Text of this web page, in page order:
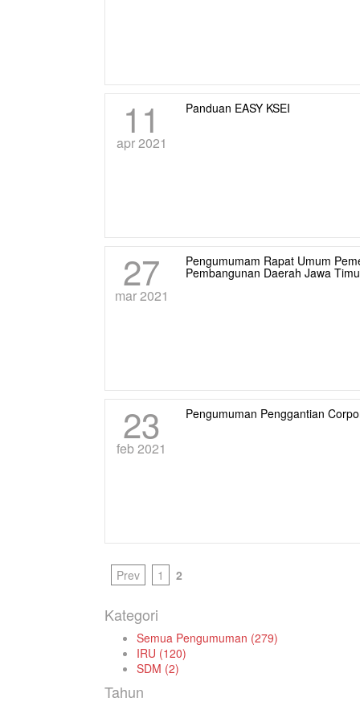
11
apr 2021
Panduan EASY KSEI
27
mar 2021
Pengumumam Rapat Umum
Pembangunan Daerah Jawa
23
feb 2021
Pengumuman Penggantian
Prev 1 2
Kategori
Semua Pengumuman (279)
IRU (120)
SDM (2)
Tahun